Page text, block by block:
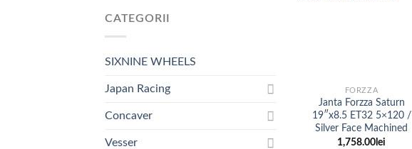
CATEGORII
SIXNINE WHEELS
Japan Racing
Concaver
Vesser
FORZZA
Janta Forzza Saturn
19″x8.5 ET32 5×120 /
Silver Face Machined
1,758.00 lei